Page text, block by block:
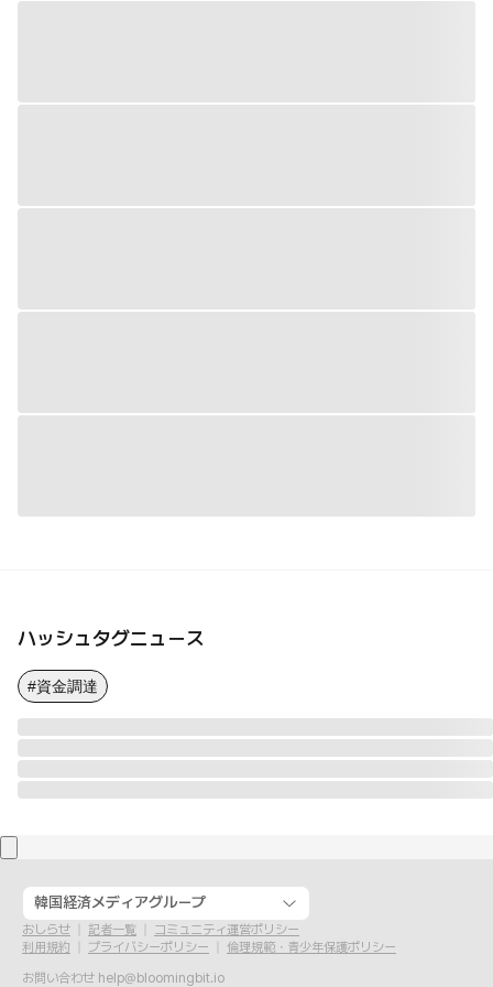
ハッシュタグニュース
#資金調達
韓国経済メディアグループ
おしらせ 記者一覧
コミュニティ運営ポリシー
利用規約
プライバシーポリシー
倫理規範・青少年保護ポリシー
お問い合わせ help@bloomingbit.io